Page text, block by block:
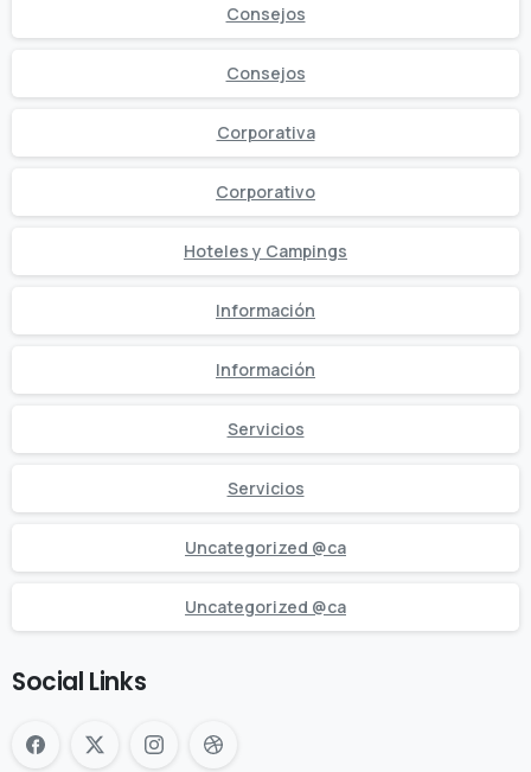
Consejos
Consejos
Corporativa
Corporativo
Hoteles y Campings
Información
Información
Servicios
Servicios
Uncategorized @ca
Uncategorized @ca
Social Links